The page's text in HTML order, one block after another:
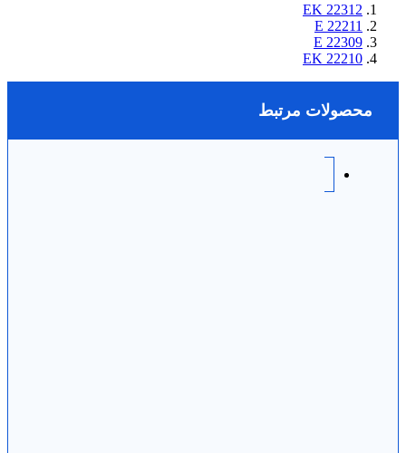
22312 EK
22211 E
22309 E
22210 EK
محصولات مرتبط